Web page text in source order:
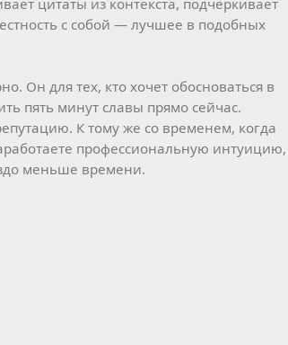
с собой — лучшее в подобных
Он для тех, кто хочет обосноваться в
пять минут славы прямо сейчас.
К тому же со временем, когда
профессиональную интуицию,
меньше времени.